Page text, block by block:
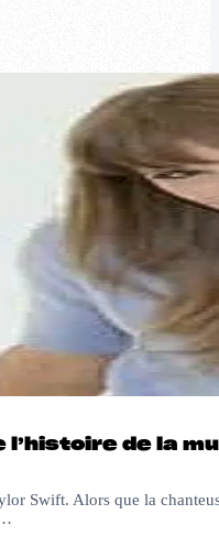
l’histoire de la
Swift. Alors que la